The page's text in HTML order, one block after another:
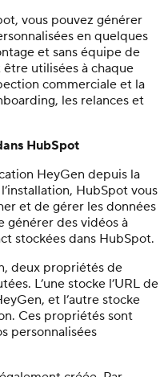
vous pouvez générer
en quelques
et sans équipe de
utilisées à chaque
commerciale et la
les relances et
HubSpot
HeyGen depuis la
HubSpot vous
et de gérer les données
générer des vidéos à
stockées dans HubSpot.
deux propriétés de
L’une stocke l’URL de
et l’autre stocke
Ces propriétés sont
personnalisées